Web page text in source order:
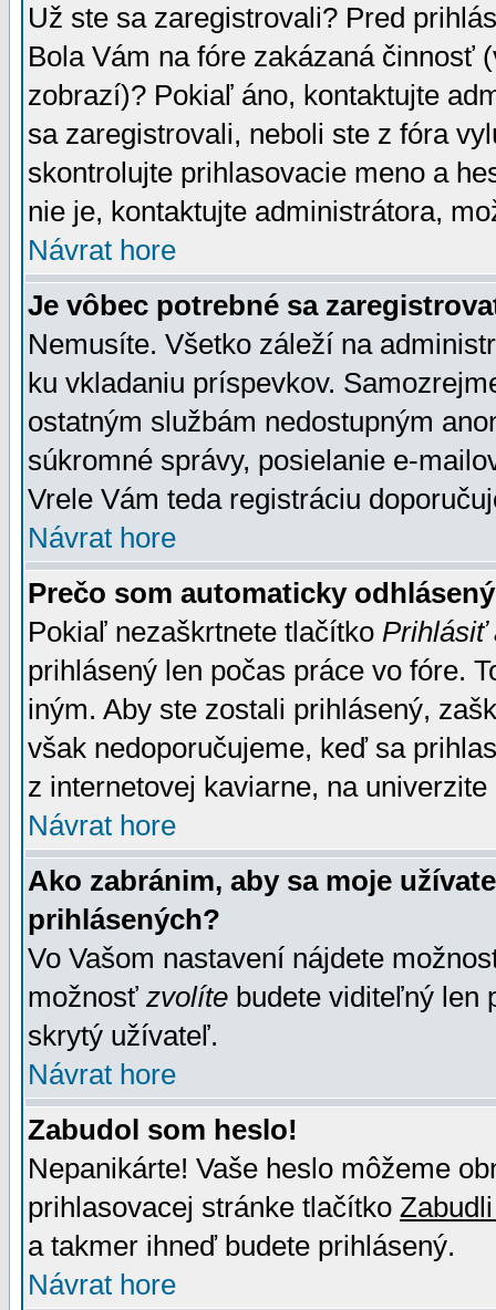
Už ste sa zaregistrovali? Pred
Bola Vám na fóre zakázaná činnosť
zobrazí)? Pokiaľ áno, kontaktujte
sa zaregistrovali, neboli ste z fóra
skontrolujte prihlasovacie meno a
nie je, kontaktujte administrátora,
Návrat hore
Je vôbec potrebné sa
Nemusíte. Všetko záleží na
ku vkladaniu príspevkov.
ostatným službám nedostupným
súkromné správy, posielanie e-
Vrele Vám teda registráciu
Návrat hore
Prečo som automaticky
Pokiaľ nezaškrtnete tlačítko Prihlásiť
prihlásený len počas práce vo fóre.
iným. Aby ste zostali prihlásený,
však nedoporučujeme, keď sa
z internetovej kaviarne, na univerzite
Návrat hore
Ako zabránim, aby sa moje
prihlásených?
Vo Vašom nastavení nájdete
možnosť zvolíte budete viditeľný len
skrytý užívateľ.
Návrat hore
Zabudol som heslo!
Nepanikárte! Vaše heslo môžeme
prihlasovacej stránke tlačítko
a takmer ihneď budete prihlásený.
Návrat hore